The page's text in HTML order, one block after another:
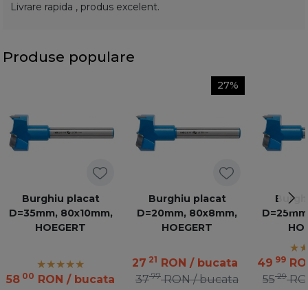
Livrare rapida , produs excelent.
Produse populare
Burghiu placat
D=35mm, 80x10mm,
HOEGERT
58 00 RON / bucata
27%
Burghiu placat
D=20mm, 80x8mm,
HOEGERT
27 21 RON / bucata
3777 RON / bucata
49 99
5529